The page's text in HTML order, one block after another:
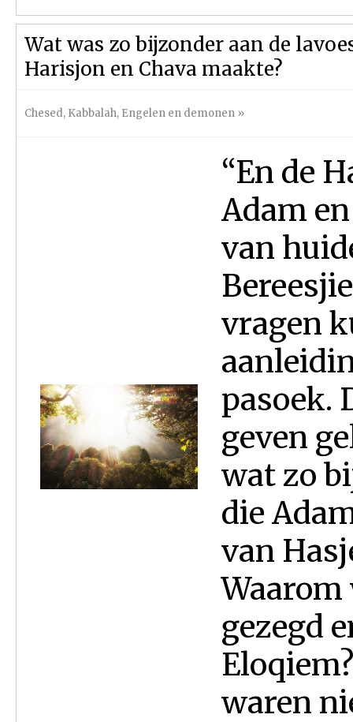
Wat was zo bijzonder aan de
Harisjon en Chava maakte?
Chesed, Kabbalah, Engelen en demonen »
“En de
Adam
van
vragen
pasoek.
geven
wat zo
die
van
gezegd
waren